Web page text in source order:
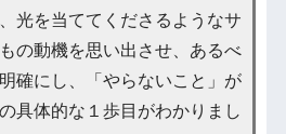
光を当ててくださるようなサ
の動機を思い出させ、あるべ
確にし、「やらないこと」が
具体的な１歩目がわかりまし